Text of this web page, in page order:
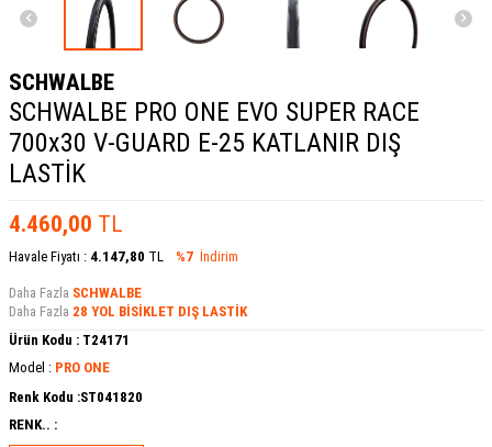
SCHWALBE
SCHWALBE PRO ONE EVO SUPER RACE
700x30 V-GUARD E-25 KATLANIR DIŞ
LASTİK
4.460,00 TL
Havale Fiyatı : 4.147,80 TL %7 İndirim
Daha Fazla SCHWALBE
Daha Fazla 28 YOL BİSİKLET DIŞ LASTİK
Ürün Kodu : T24171
Model : PRO ONE
Renk Kodu :ST041820
RENK.. :